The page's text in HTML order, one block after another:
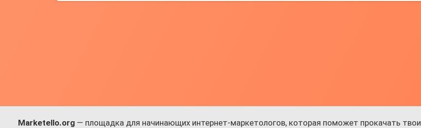
Marketello.org — площадка для начинающих интернет-маркетологов, которая поможет прокачать твои